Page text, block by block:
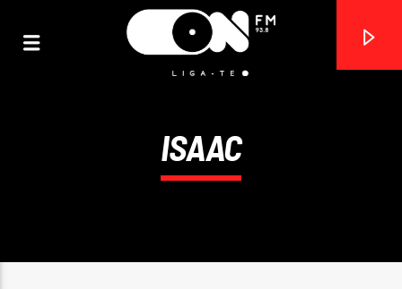
ON FM
LIGA-TE
ISAAC